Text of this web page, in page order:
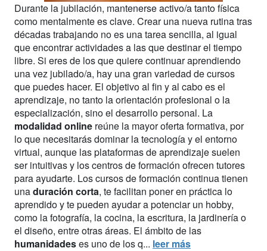
Durante la jubilación, mantenerse activo/a tanto física
como mentalmente es clave. Crear una nueva rutina tras
décadas trabajando no es una tarea sencilla, al igual
que encontrar actividades a las que destinar el tiempo
libre. Si eres de los que quiere continuar aprendiendo
una vez jubilado/a, hay una gran variedad de cursos
que puedes hacer. El objetivo al fin y al cabo es el
aprendizaje, no tanto la orientación profesional o la
especialización, sino el desarrollo personal. La
modalidad online reúne la mayor oferta formativa, por
lo que necesitarás dominar la tecnología y el entorno
virtual, aunque las plataformas de aprendizaje suelen
ser intuitivas y los centros de formación ofrecen tutores
para ayudarte. Los cursos de formación continua tienen
unaduración corta, te facilitan poner en práctica lo
aprendido y te pueden ayudar a potenciar un hobby,
como la fotografía, la cocina, la escritura, la jardinería o
el diseño, entre otras áreas. El ámbito de las
humanidadeses uno de los q... leer más